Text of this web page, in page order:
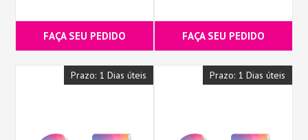
FAÇA SEU PEDIDO FAÇA SEU PEDIDO
Prazo: 1 Dias úteis Prazo: 1 Dias úteis